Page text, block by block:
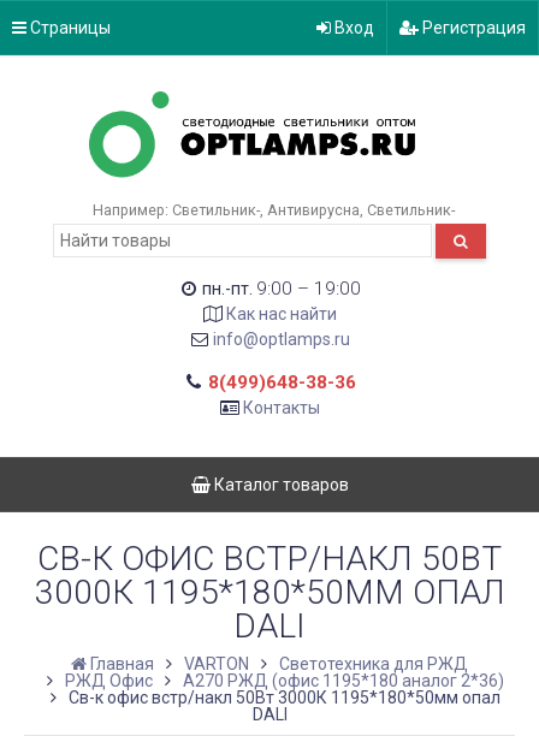
Страницы Вход Регистрация
Например: Светильник- Антивирусна Светильник-
пн.-пт. 9:00 – 19:00
Как нас найти
info@optlamps.ru
8(499)648-38-36
Контакты
Каталог товаров
СВ-К ОФИС ВСТР/НАКЛ 50ВТ
3000К 1195*180*50ММ ОПАЛ
DALI
Главная VARTON
Светотехника для РЖД
РЖД Офис
A270 РЖД (офис 1195*180 аналог 2*36)
Св-к офис встр/накл 50Вт 3000К 1195*180*50мм опал
DALI